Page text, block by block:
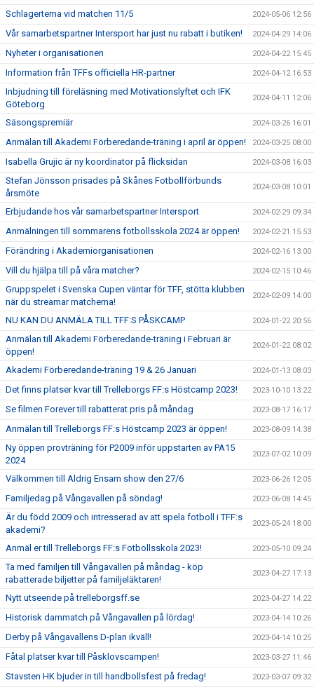
Schlagertema vid matchen 11/5 2024-05-06 12:56
Vår samarbetspartner Intersport har just nu rabatt i butiken! 2024-04-29 14:06
Nyheter i organisationen 2024-04-22 15:45
Information från TFFs officiella HR-partner 2024-04-12 16:53
Inbjudning till föreläsning med Motivationslyftet och IFK
Göteborg
2024-04-11 12:06
Säsongspremiär 2024-03-26 16:01
Anmälan till Akademi Förberedande-träning i april är öppen! 2024-03-25 08:00
Isabella Grujic är ny koordinator på flicksidan 2024-03-08 16:03
Stefan Jönsson prisades på Skånes Fotbollförbunds
årsmöte
2024-03-08 10:01
Erbjudande hos vår samarbetspartner Intersport 2024-02-29 09:34
Anmälningen till sommarens fotbollsskola 2024 är öppen! 2024-02-21 15:53
Förändring i Akademiorganisationen 2024-02-16 13:00
Vill du hjälpa till på våra matcher? 2024-02-15 10:46
Gruppspelet i Svenska Cupen väntar för TFF, stötta klubben
när du streamar matcherna!
2024-02-09 14:00
NU KAN DU ANMÄLA TILL TFF:S PÅSKCAMP 2024-01-22 20:56
Anmälan till Akademi Förberedande-träning i Februari är
öppen!
2024-01-22 08:02
Akademi Förberedande-träning 19 & 26 Januari 2024-01-13 08:03
Det finns platser kvar till Trelleborgs FF:s Höstcamp 2023! 2023-10-10 13:22
Se filmen Forever till rabatterat pris på måndag 2023-08-17 16:17
Anmälan till Trelleborgs FF:s Höstcamp 2023 är öppen! 2023-08-09 14:38
Ny öppen provträning för P2009 inför uppstarten av PA15
2024
2023-07-02 10:09
Välkommen till Aldrig Ensam show den 27/6 2023-06-26 12:05
Familjedag på Vångavallen på söndag! 2023-06-08 14:45
Är du född 2009 och intresserad av att spela fotboll i TFF:s
akademi?
2023-05-24 18:00
Anmäl er till Trelleborgs FF:s Fotbollsskola 2023! 2023-05-10 09:24
Ta med familjen till Vångavallen på måndag - köp
rabatterade biljetter på familjeläktaren!
2023-04-27 17:13
Nytt utseende på trelleborgsff.se 2023-04-27 14:22
Historisk dammatch på Vångavallen på lördag! 2023-04-14 10:26
Derby på Vångavallens D-plan ikväll! 2023-04-14 10:25
Fåtal platser kvar till Påsklovscampen! 2023-03-27 11:46
Stavsten HK bjuder in till handbollsfest på fredag! 2023-03-07 09:32